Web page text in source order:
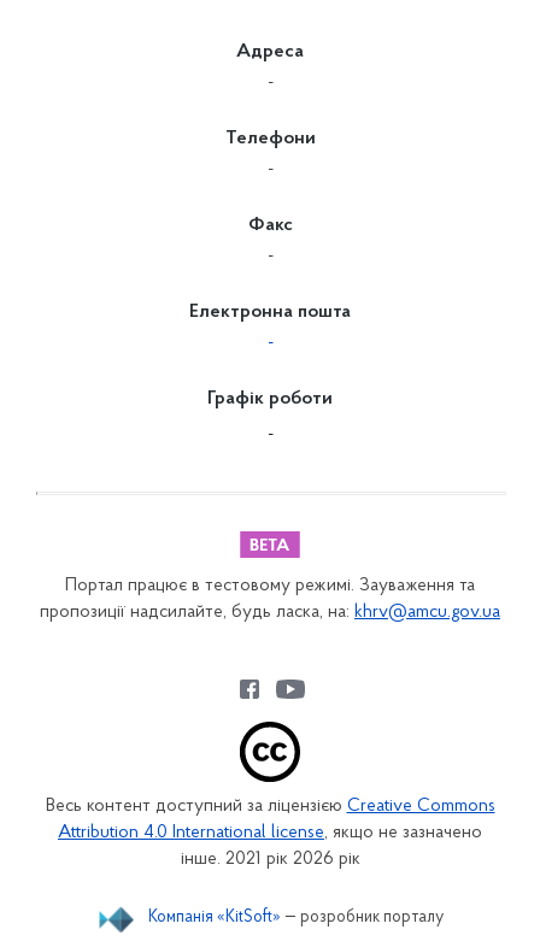
Адреса
-
Телефони
-
Факс
-
Електронна пошта
-
Графік роботи
-
Портал працює в тестовому режимі. Зауваження та
пропозиції надсилайте, будь ласка, на: khrv@amcu.gov.ua
Весь контент доступний за ліцензією Creative Commons
Attribution 4.0 International license, якщо не зазначено
інше. 2021 рік 2026 рік
Компанія «KitSoft» — розробник порталу